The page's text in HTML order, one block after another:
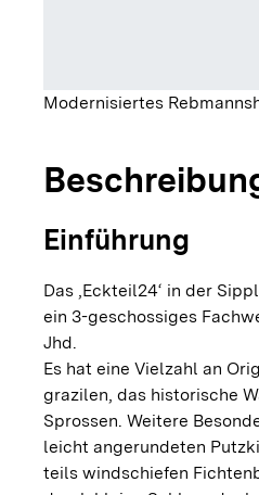
Modernisiertes
Einführung
Das ‚Eckteil24‘ in der
ein 3-geschossiges
Jhd.
Es hat eine Vielzahl an
grazilen, das historische
Sprossen. Weitere
leicht angerundeten
teils windschiefen